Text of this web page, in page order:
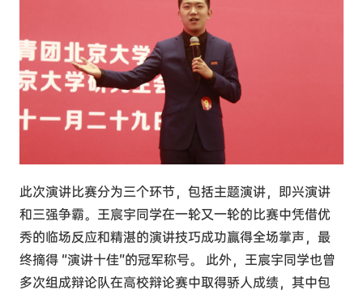
此次演讲比赛分为三个环节，包括主题演讲，即兴演讲
和三强争霸。王宸宇同学在一轮又一轮的比赛中凭借优
秀的临场反应和精湛的演讲技巧成功赢得全场掌声，最
终摘得 “演讲十佳”的冠军称号。 此外，王宸宇同学也曾
多次组成辩论队在高校辩论赛中取得骄人成绩，其中包